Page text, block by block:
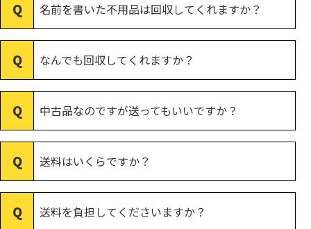
名前を書いた不用品は回収してくれますか？
なんでも回収してくれますか？
中古品なのですが送ってもいいですか？
送料はいくらですか？
送料を負担してくださいますか？